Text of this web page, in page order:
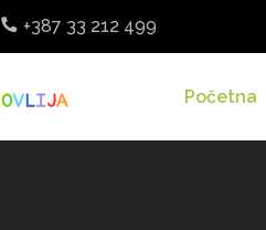
+387 33 212 499
Početna